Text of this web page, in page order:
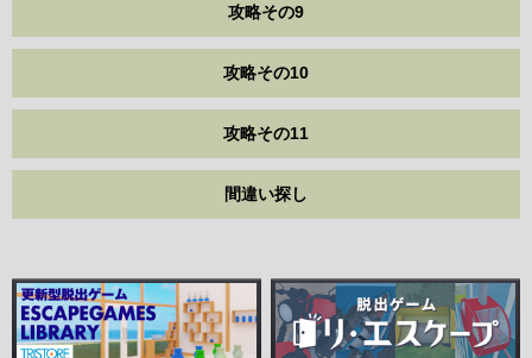
攻略その9
攻略その10
攻略その11
間違い探し